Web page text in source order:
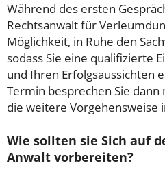
Während des ersten
Rechtsanwalt für
Möglichkeit, in Ruhe den
sodass Sie eine qualifizierte
und Ihren Erfolgsaussichten
Termin besprechen Sie
die weitere Vorgehensweise
Wie sollten sie Sich auf
Anwalt vorbereiten?